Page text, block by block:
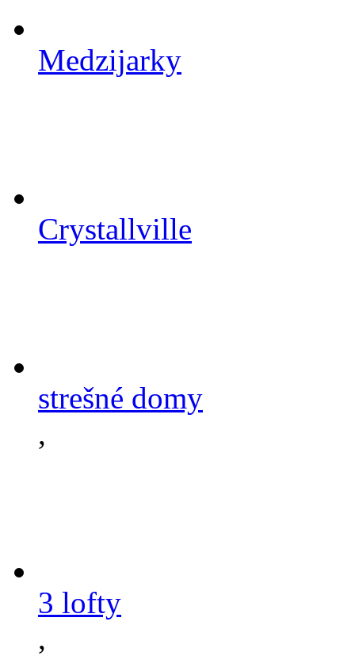
Medzijarky
Crystallville
strešné domy
,
3 lofty
,